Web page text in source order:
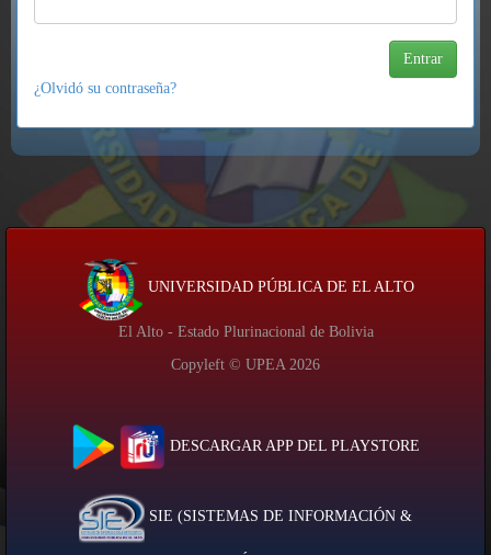
¿Olvidó su contraseña?
UNIVERSIDAD PÚBLICA DE EL ALTO
El Alto - Estado Plurinacional de Bolivia
Copyleft © UPEA 2026
DESCARGAR APP DEL PLAYSTORE
SIE (SISTEMAS DE INFORMACIÓN &